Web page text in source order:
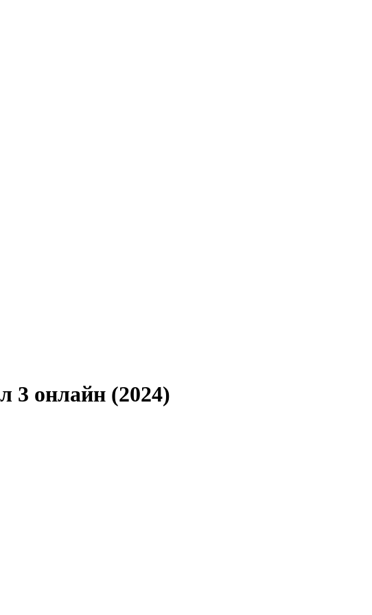
3 онлайн (2024)